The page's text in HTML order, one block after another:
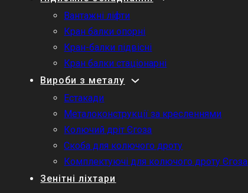
Вантажні ліфти
Кран балки опорні
Кран-балки підвісні
Кран балки стаціонарні
Вироби з металу
Естакади
Металоконструкції за кресленнями
Колючий дріт Єгоза
Скоба для колючого дроту
Комплектуючі для колючого дроту Єгоза
Зенітні ліхтари